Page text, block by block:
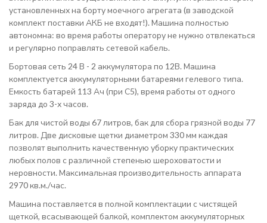
установленных на борту моечного агрегата (в заводской
комплект поставки АКБ не входят!). Машина полностью
автономна: во время работы оператору не нужно отвлекаться
и регулярно поправлять сетевой кабель.
Бортовая сеть 24 В - 2 аккумулятора по 12В. Машина
комплектуется аккумуляторными батареями гелевого типа.
Емкость батарей 113 Ач (при С5), время работы от одного
заряда до 3-х часов.
Бак для чистой воды 67 литров, бак для сбора грязной воды 77
литров. Две дисковые щетки диаметром 330 мм каждая
позволят выполнить качественную уборку практических
любых полов с различной степенью шероховатости и
неровности. Максимальная производительность аппарата
2970 кв.м./час.
Машина поставляется в полной комплектации с чистящей
щеткой, всасывающей балкой, комплектом аккумуляторных